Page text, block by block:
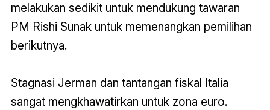
melakukan sedikit untuk mendukung tawaran
PM Rishi Sunak untuk memenangkan pemilihan
berikutnya.
Stagnasi Jerman dan tantangan fiskal Italia
sangat mengkhawatirkan untuk zona euro.